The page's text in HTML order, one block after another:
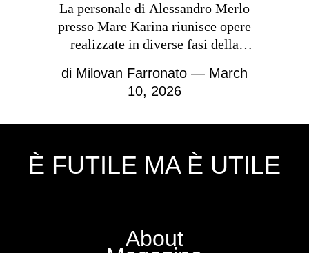
La personale di Alessandro Merlo
presso Mare Karina riunisce opere
realizzate in diverse fasi della
di Milovan Farronato — March
10, 2026
È FUTILE MA È UTILE
About